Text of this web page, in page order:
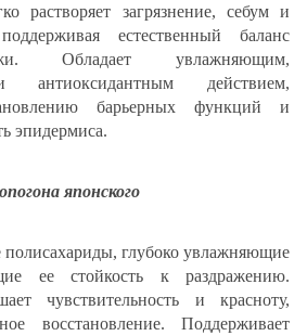
растворяет загрязнение, себум и
естественный баланс
Обладает увлажняющим,
антиоксидантным действием,
барьерных функций и
эпидермиса.
японского
глубоко увлажняющие
ее стойкость к раздражению.
чувствительность и красноту,
восстановление. Поддерживает